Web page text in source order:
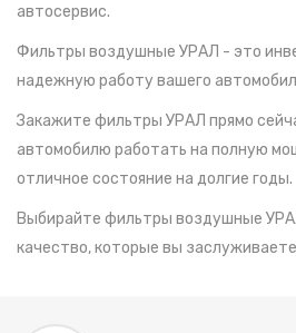
автосервис.
Фильтры воздушные УРАЛ - это
надежную работу вашего
Закажите фильтры УРАЛ прямо
автомобилю работать на полную
отличное состояние на долгие годы.
Выбирайте фильтры воздушные
качество, которые вы